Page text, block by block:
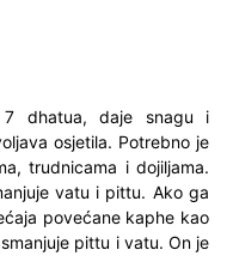
dhatua, daje snagu i
osjetila. Potrebno je
trudnicama i dojiljama.
vatu i pittu. Ako ga
povećane kaphe kao
pittu i vatu. On je